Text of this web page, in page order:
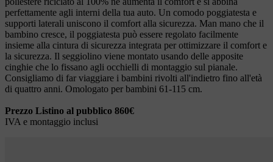
perfettamente agli interni della tua auto. Un comodo poggiatesta e
supporti laterali uniscono il comfort alla sicurezza. Man mano che il
bambino cresce, il poggiatesta può essere regolato facilmente
insieme alla cintura di sicurezza integrata per ottimizzare il comfort e
la sicurezza. Il seggiolino viene montato usando delle apposite
cinghie che lo fissano agli occhielli di montaggio sul pianale.
Consigliamo di far viaggiare i bambini rivolti all'indietro fino all'età
di quattro anni. Omologato per bambini 61-115 cm.
Prezzo Listino al pubblico 860€
IVA e montaggio inclusi